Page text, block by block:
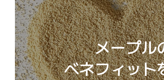
メープル
ベネフィット